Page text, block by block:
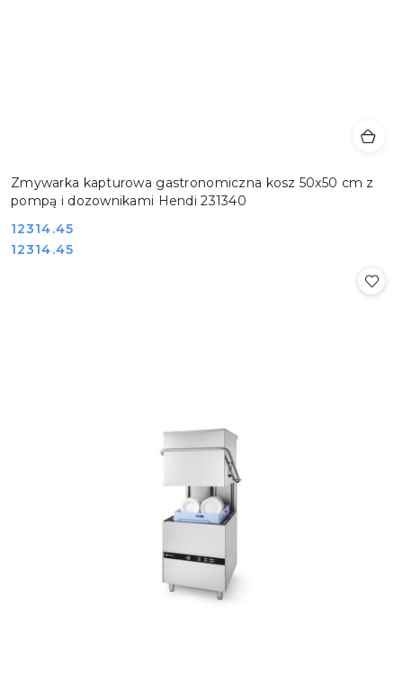
Zmywarka kapturowa gastronomiczna kosz 50x50 cm z
pompą i dozownikami Hendi 231340
Cena:
12314.45
Cena:
12314.45